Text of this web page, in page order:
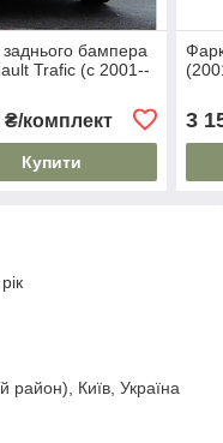
заднього бампера
Trafic (c 2001--
₴/комплект
Купити
3
район), Київ, Україна